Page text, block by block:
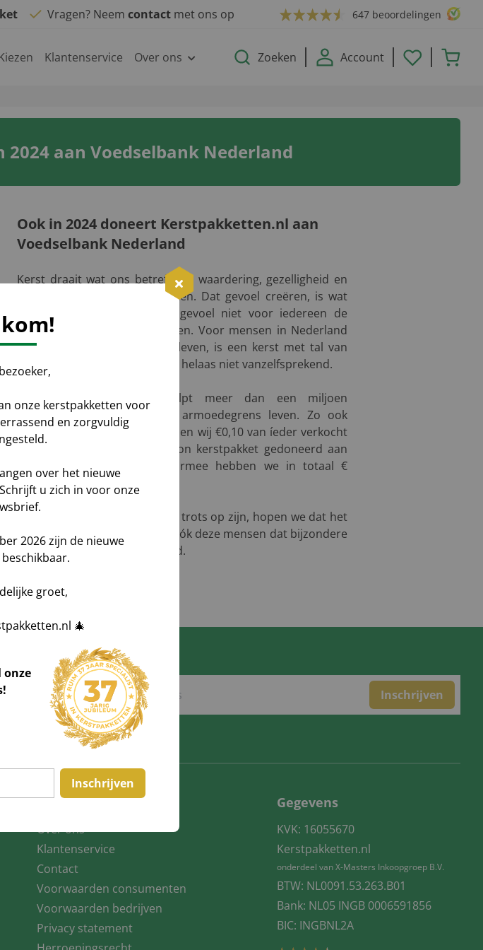
Vragen? Neem contact met ons op 647 beoordelingen
Klantenservice Over ons Zoeken Account
aan Voedselbank Nederland
Ook in 2024 doneert Kerstpakketten.nl aan
Voedselbank Nederland
Kerst draait wat ons betreft om waardering, gezelligheid en
een gevoel van samen genieten. Dat gevoel creëren, is wat
ons drijft. Helaas heeft dat gevoel niet voor iedereen de
overhand tijdens de feestdagen. Voor mensen in Nederland
die onder de armoedegrens leven, is een kerst met tal van
cadeaus en een feestelijk maal helaas niet vanzelfsprekend.
Voedselbank Nederland helpt meer dan een miljoen
Nederlanders die onder de armoedegrens leven. Zo ook
tijdens Kerstmis. In 2024 hebben wij €0,10 van íeder verkocht
product uit hét Pure Collection kerstpakket gedoneerd aan
Voedselbank Nederland. Daarmee hebben we in totaal €
2.470,60 gedoneerd.
Naast dat we daar ontzettend trots op zijn, hopen we dat het
mensen heeft verrast en dat óók deze mensen dat bijzondere
gevoel van kerst hebben gehad.
Inschrijven
Informatie
Over ons
Klantenservice
Contact
Voorwaarden consumenten
Voorwaarden bedrijven
Privacy statement
Gegevens
KVK: 16055670
Kerstpakketten.nl
onderdeel van X-Masters Inkoopgroep B.V.
BTW: NL0091.53.263.B01
Bank: NL05 INGB 0006591856
BIC: INGBNL2A
onze kerstpakketten voor
en zorgvuldig
over het nieuwe
u zich in voor onze
2026 zijn de nieuwe
groet,
🎄
onze
Inschrijven